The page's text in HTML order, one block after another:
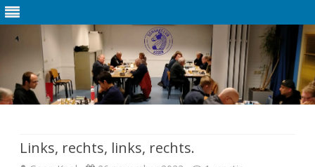
de
inhoud
Links, rechts, links, rechts.